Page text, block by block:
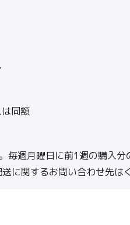
同額
毎週月曜日に前1週の購入
に関するお問い合わせ先は